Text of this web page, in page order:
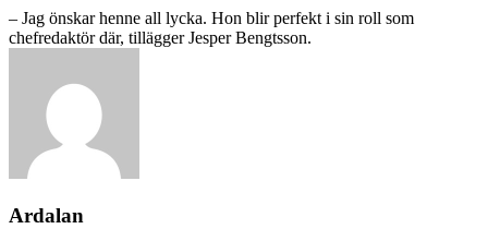
– Jag önskar henne all lycka. Hon blir perfekt i sin roll som
chefredaktör där, tillägger Jesper Bengtsson.
Ardalan